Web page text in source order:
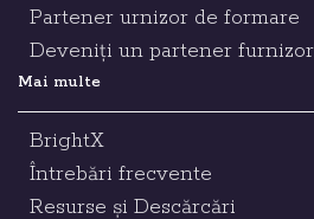
Partener urnizor de formare
Deveniți un partener
Mai multe
BrightX
Întrebări frecvente
Resurse și Descărcări